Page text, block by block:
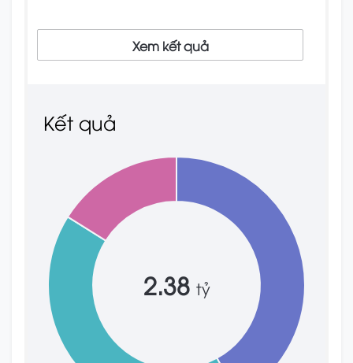
Xem kết quả
Kết quả
2.38 tỷ